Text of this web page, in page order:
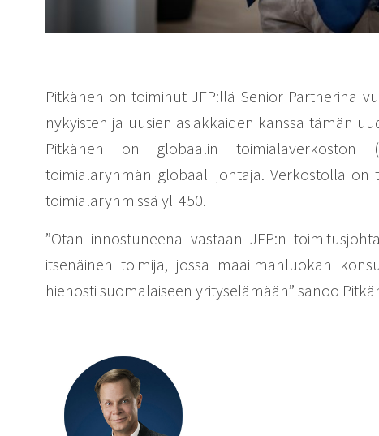
Pitkänen on toiminut JFP:llä Senior Partnerina
nykyisten ja uusien asiakkaiden kanssa tämän
Pitkänen on globaalin toimialaverkoston (
toimialaryhmän globaali johtaja. Verkostolla on
toimialaryhmissä yli 450.
”Otan innostuneena vastaan JFP:n
itsenäinen toimija, jossa maailmanluokan
hienosti suomalaiseen yrityselämään” sanoo